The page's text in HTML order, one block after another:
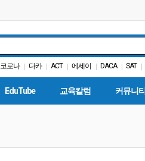
코로나 | 다카 | ACT | 에세이 | DACA | SAT |
| 봉사활동 | 학교급식
EduTube 교육칼럼 커뮤니티